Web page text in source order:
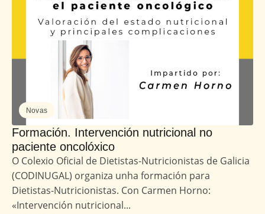
Novas
Formación. Intervención nutricional no
paciente oncolóxico
O Colexio Oficial de Dietistas-Nutricionistas de Galicia
(CODINUGAL) organiza unha formación para
Dietistas-Nutricionistas. Con Carmen Horno:
«Intervención nutricional...